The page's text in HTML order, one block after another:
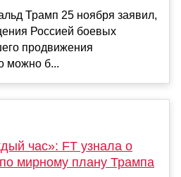
Трамп 25 ноября заявил,
Россией боевых
продвижения
можно б...
час»: FT узнала о
мирному плану Трампа